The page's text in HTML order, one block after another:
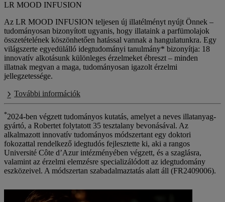
LR MOOD INFUSION
Az LR MOOD INFUSION teljesen új illatélményt nyújt Önnek –
tudományosan bizonyított ugyanis, hogy illataink a parfümolajok
összetételének köszönhetően hatással vannak a hangulatunkra. Egy
világszerte egyedülálló idegtudományi tanulmány* bizonyítja: 18
innovatív alkotásunk különleges érzelmeket ébreszt – minden
illatnak megvan a maga, tudományosan igazolt érzelmi
jellegzetessége.
További információk
*2024-ben végzett tudományos kutatás, amelyet a neves illatanyag-
gyártó, a Robertet folytatott 35 tesztalany bevonásával. Az
alkalmazott innovatív tudományos módszertant egy doktori
fokozattal rendelkező idegtudós fejlesztette ki, aki a rangos
Université Côte d’Azur intézményében végzett, és a szaglásra,
valamint az érzelmi elemzésre specializálódott az idegtudomány
eszközeivel. A módszertan szabadalmaztatás alatt áll (FR2409006).